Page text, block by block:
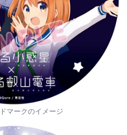
マークのイメージ